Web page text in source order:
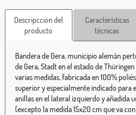
Descripcción del
producto
Características
técnicas
Bandera de Gera, municipio alemán
de Gera, Stadt en el estado de
varias medidas, fabricada en 100%
superior y especialmente indicado para
anillas en el lateral izquierdo y añadida
(excepto la medida 15x20 cm que va